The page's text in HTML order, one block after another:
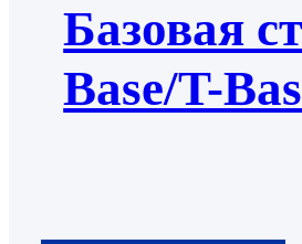
Базовая
Base/T-